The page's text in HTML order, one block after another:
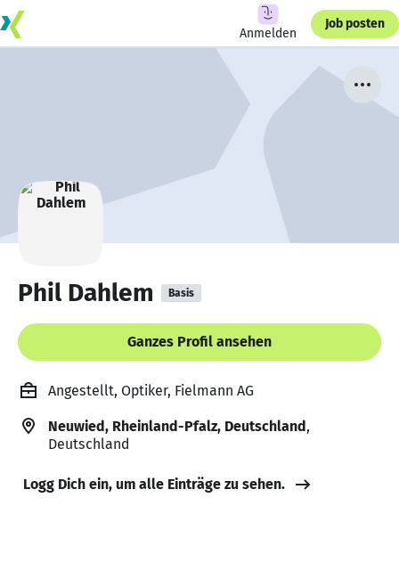
Anmelden
Job posten
Phil Dahlem Basis
Ganzes Profil ansehen
Angestellt, Optiker, Fielmann AG
Neuwied, Rheinland-Pfalz, Deutschland,
Deutschland
Logg Dich ein, um alle Einträge zu sehen.